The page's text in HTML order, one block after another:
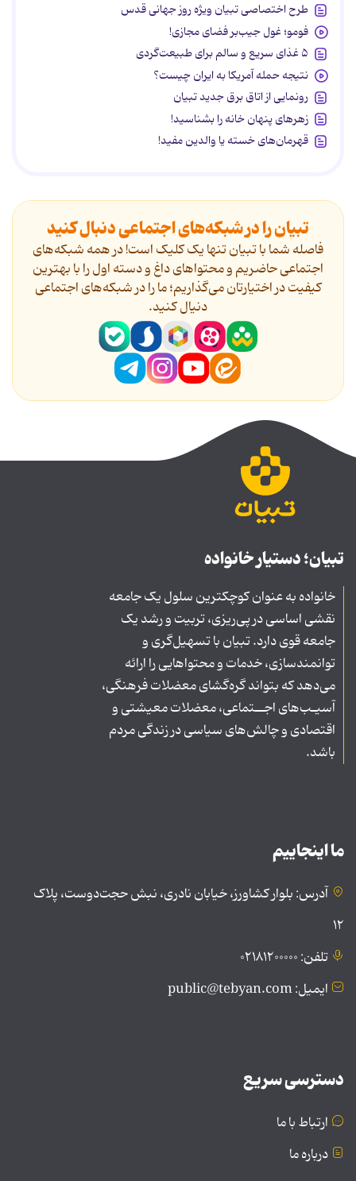
طرح اختصاصی تبیان ویژه روز جهانی قدس
فومو؛ غول جیب‌بر فضای مجازی!
۵ غذای سریع و سالم برای طبیعت‌گردی
نتیجه حمله آمریکا به ایران چیست؟
رونمایی از اتاق برق جدید تبیان
زهرهای پنهان خانه را بشناسید!
قهرمان‌های خسته یا والدین مفید!
تبیان را در شبکه‌های اجتماعی دنبال کنید
فاصله شما با تبیان تنها یک کلیک است! در همه شبکه‌های
اجتماعی حاضریم و محتواهای داغ و دسته اول را با بهترین
کیفیت در اختیارتان می‌گذاریم؛ ما را در شبکه‌های اجتماعی
دنیال کنید.
تبیان؛ دستیار خانواده
خانواده به عنوان کوچکترین سلول یک جامعه
نقشی اساسی در پی‌ریزی، تربیت و رشد یک
جامعه قوی دارد. تبیان با تسهیل‌گری و
توانمندسازی، خدمات و محتواهایی را ارائه
می‌دهد که بتواند گره‌گشای معضلات فرهنگی،
آسیـب‌های اجــتماعی، معضلات معیشتی و
اقتصادی و چالش‌های سیاسی در زندگی مردم
باشد.
ما اینجاییم
آدرس: بلوار کشاورز، خیابان نادری، نبش حجت‌دوست، پلاک
۱۲
تلفن: ۰۲۱۸۱۲۰۰۰۰۰
ایمیل: public@tebyan.com
دسترسی سریع
ارتباط با ما
درباره ما